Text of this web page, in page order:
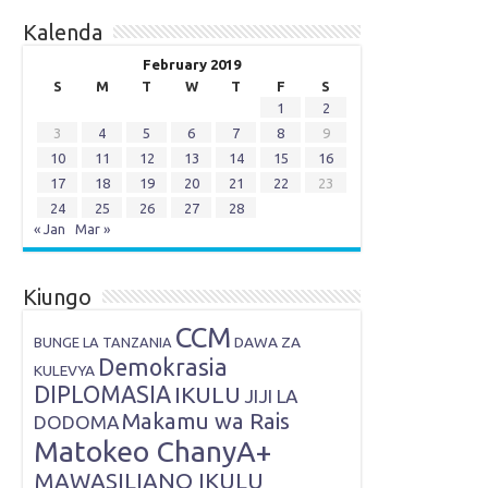
Kalenda
February 2019
S
M T W T F
S
1
2
3
4 5 6 7 8
9
10
11 12 13 14 15
16
17
18 19 20 21 22
23
24
25 26 27
28
« Jan
Mar »
Kiungo
BUNGE LA TANZANIA CCM DAWA ZA
KULEVYA Demokrasia
DIPLOMASIA IKULU JIJI LA
DODOMA Makamu wa Rais
Matokeo ChanyA+
MAWASILIANO IKULU